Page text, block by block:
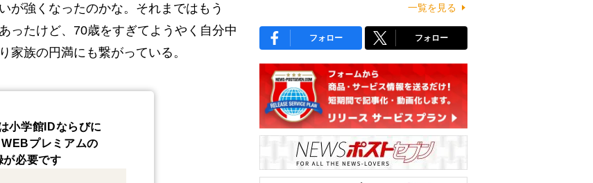
が強くなったのかな。それまではもう
ったけど、70歳をすぎてようやく自分中
家族の円満にも繋がっている。
小学館IDならびに
プレミアムの
が必要です
一覧を見る
フォロー フォロー